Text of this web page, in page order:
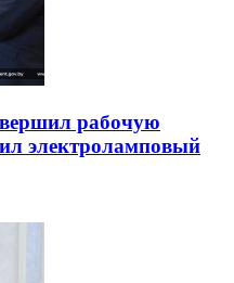
рабочую
электроламповый